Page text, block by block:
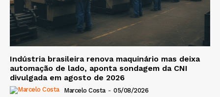
Indústria brasileira renova maquinário mas deixa
automação de lado, aponta sondagem da CNI
divulgada em agosto de 2026
Marcelo Costa - 05/08/2026